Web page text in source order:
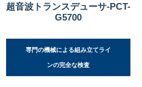
超音波トランスデューサ-PCT-
G5700
専門の機械による組み立てライ
ンの完全な検査